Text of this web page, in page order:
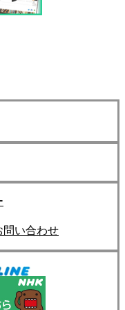
問い合わせ